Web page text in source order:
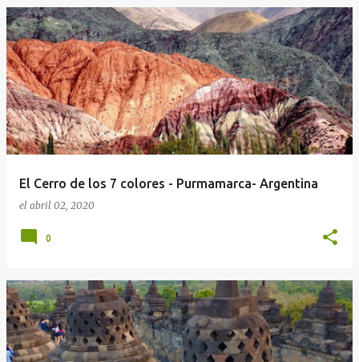
El Cerro de los 7 colores - Purmamarca- Argentina
el abril 02, 2020
0